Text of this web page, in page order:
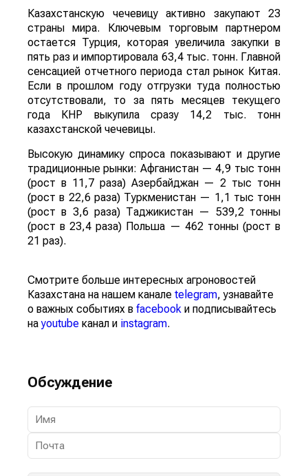
Казахстанскую чечевицу активно закупают 23
страны мира. Ключевым торговым партнером
остается Турция, которая увеличила закупки в
пять раз и импортировала 63,4 тыс. тонн. Главной
сенсацией отчетного периода стал рынок Китая.
Если в прошлом году отгрузки туда полностью
отсутствовали, то за пять месяцев текущего
года КНР выкупила сразу 14,2 тыс. тонн
казахстанской чечевицы.
Высокую динамику спроса показывают и другие
традиционные рынки: Афганистан — 4,9 тыс тонн
(рост в 11,7 раза) Азербайджан — 2 тыс тонн
(рост в 22,6 раза) Туркменистан — 1,1 тыс тонн
(рост в 3,6 раза) Таджикистан — 539,2 тонны
(рост в 23,4 раза) Польша — 462 тонны (рост в
21 раз).
Смотрите больше интересных агроновостей
Казахстана на нашем канале telegram, узнавайте
о важных событиях в facebook и подписывайтесь
наyoutube канал и instagram.
Обсуждение